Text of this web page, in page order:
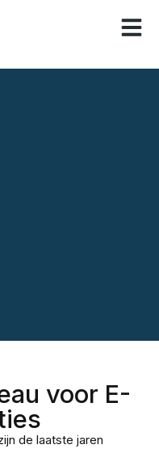
voor E-
de laatste jaren